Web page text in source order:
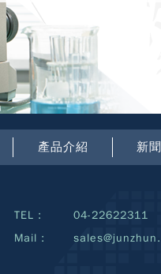
產品介紹 新
TEL :
04-22622311
Mail :